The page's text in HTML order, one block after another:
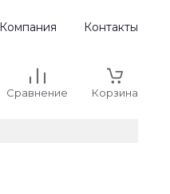
Компания Контакты
Сравнение Корзина